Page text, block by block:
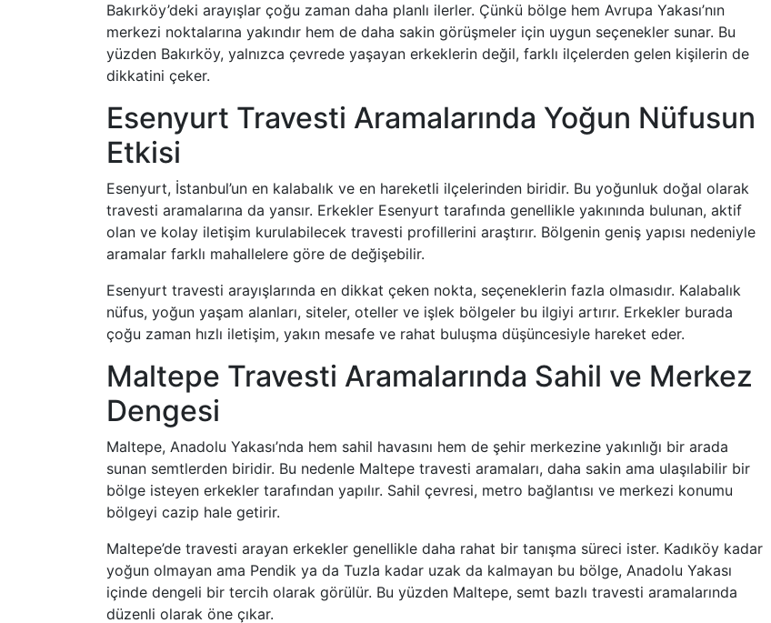
Bakırköy’deki arayışlar çoğu zaman daha planlı ilerler. Çünkü bölge hem Avrupa Yakası’nın
merkezi noktalarına yakındır hem de daha sakin görüşmeler için uygun seçenekler sunar. Bu
yüzden Bakırköy, yalnızca çevrede yaşayan erkeklerin değil, farklı ilçelerden gelen kişilerin de
dikkatini çeker.
Esenyurt Travesti Aramalarında Yoğun Nüfusun
Etkisi
Esenyurt, İstanbul’un en kalabalık ve en hareketli ilçelerinden biridir. Bu yoğunluk doğal olarak
travesti aramalarına da yansır. Erkekler Esenyurt tarafında genellikle yakınında bulunan, aktif
olan ve kolay iletişim kurulabilecek travesti profillerini araştırır. Bölgenin geniş yapısı nedeniyle
aramalar farklı mahallelere göre de değişebilir.
Esenyurt travesti arayışlarında en dikkat çeken nokta, seçeneklerin fazla olmasıdır. Kalabalık
nüfus, yoğun yaşam alanları, siteler, oteller ve işlek bölgeler bu ilgiyi artırır. Erkekler burada
çoğu zaman hızlı iletişim, yakın mesafe ve rahat buluşma düşüncesiyle hareket eder.
Maltepe Travesti Aramalarında Sahil ve Merkez
Dengesi
Maltepe, Anadolu Yakası’nda hem sahil havasını hem de şehir merkezine yakınlığı bir arada
sunan semtlerden biridir. Bu nedenle Maltepe travesti aramaları, daha sakin ama ulaşılabilir bir
bölge isteyen erkekler tarafından yapılır. Sahil çevresi, metro bağlantısı ve merkezi konumu
bölgeyi cazip hale getirir.
Maltepe’de travesti arayan erkekler genellikle daha rahat bir tanışma süreci ister. Kadıköy kadar
yoğun olmayan ama Pendik ya da Tuzla kadar uzak da kalmayan bu bölge, Anadolu Yakası
içinde dengeli bir tercih olarak görülür. Bu yüzden Maltepe, semt bazlı travesti aramalarında
düzenli olarak öne çıkar.